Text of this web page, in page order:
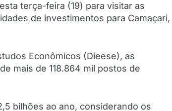
terça-feira (19) para visitar as
de investimentos para Camaçari,
Econômicos (Dieese), as
mais de 118.864 mil postos de
bilhões ao ano, considerando os